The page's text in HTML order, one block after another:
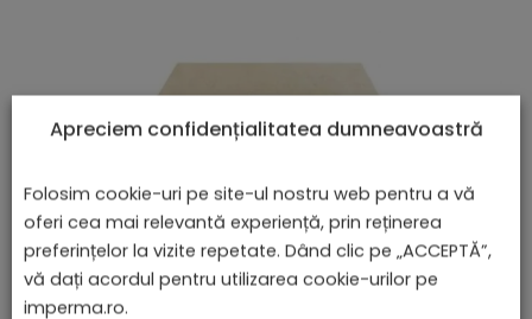
Apreciem confidențialitatea dumneavoastră
Folosim cookie-uri pe site-ul nostru web pentru a vă
oferi cea mai relevantă experiență, prin reținerea
preferințelor la vizite repetate. Dând clic pe „ACCEPTĂ”,
vă dați acordul pentru utilizarea cookie-urilor pe
imperma.ro.